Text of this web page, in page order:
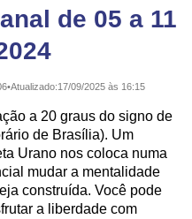
de 05 a 11
•Atualizado:17/09/2025 às 16:15
a 20 graus do signo de
de Brasília). Um
Urano nos coloca numa
mudar a mentalidade
construída. Você pode
a liberdade com